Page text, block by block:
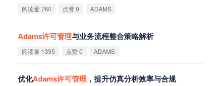
阅读量 760 点赞 0 ADAMS
Adams许可管理与业务流程整合策略解析
阅读量 1395 点赞 0 ADAMS
优化Adams许可管理 ，提升仿真分析效率与合规